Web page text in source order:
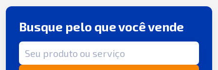
Busque pelo que você vende
Termo de busca